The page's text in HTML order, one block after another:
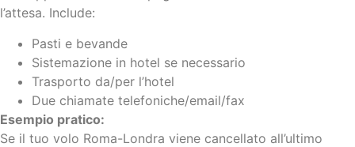
l’attesa. Include:
Pasti e bevande
Sistemazione in hotel se necessario
Trasporto da/per l’hotel
Due chiamate telefoniche/email/fax
Esempio pratico:
Se il tuo volo Roma-Londra viene cancellato all’ultimo